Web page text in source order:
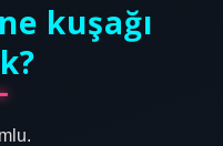
kuşağı